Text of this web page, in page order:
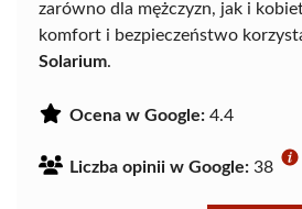
zarówno dla mężczyzn, jak i
komfort i bezpieczeństwo
Solarium.
Ocena w Google: 4.4
Liczba opinii w Google: 38